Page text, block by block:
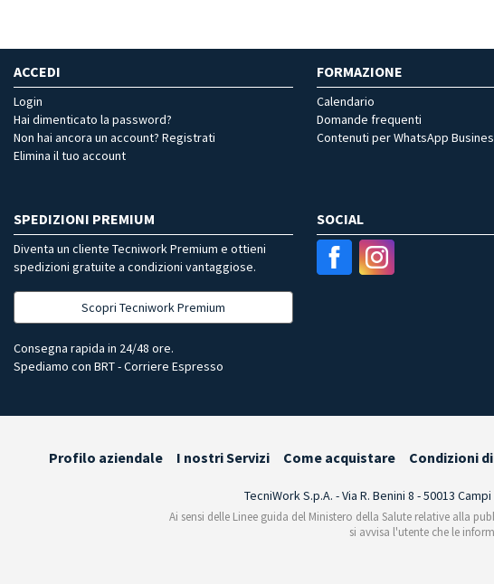
ACCEDI
Login
Hai dimenticato la password?
Non hai ancora un account? Registrati
Elimina il tuo account
FORMAZIONE
Calendario
Domande frequenti
Contenuti per WhatsApp
SPEDIZIONI PREMIUM
Diventa un cliente Tecniwork Premium e ottieni
spedizioni gratuite a condizioni vantaggiose.
Scopri Tecniwork Premium
Consegna rapida in 24/48 ore.
Spediamo con BRT - Corriere Espresso
SOCIAL
Profilo aziendale I nostri Servizi Come acquistare Condizioni
TecniWork S.p.A. - Via R. Benini 8 - 50013
Ai sensi delle Linee guida del Ministero della Salute relative alla
si avvisa l'utente che le